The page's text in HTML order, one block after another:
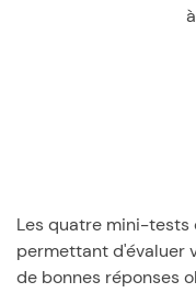
Les quatre mini-
permettant d'évaluer
de bonnes réponses